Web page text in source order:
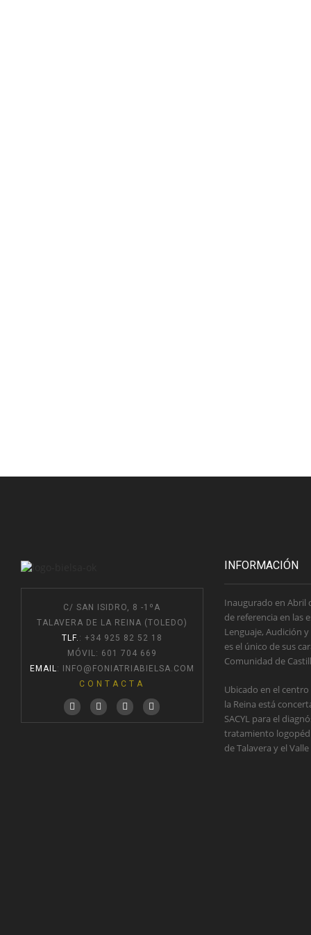
C/ SAN ISIDRO, 8 -1ºA
TALAVERA DE LA REINA (TOLEDO)
TLF. : +34 925 82 52 18
MÓVIL: 601 704 669
EMAIL:
INFO@FONIATRIABIELSA.COM
CONTACTA
INFORMACIÓN
Inaugurado en Abril
de referencia en las
Lenguaje, Audición
es el único de sus
Comunidad de
Ubicado en el
la Reina está
SACYL para el
tratamiento
de Talavera y el